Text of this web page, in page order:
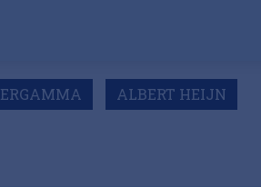
ALBERT HEIJN